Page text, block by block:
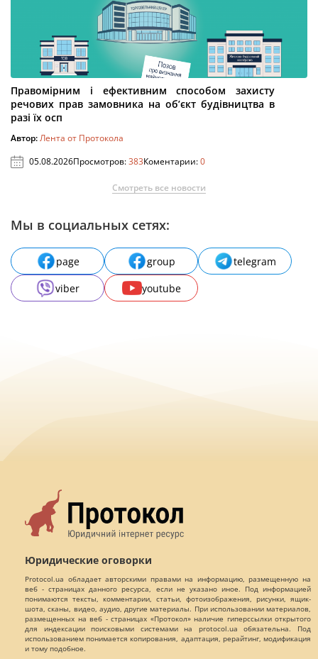
Правомірним і ефективним способом захисту
речових прав замовника на об’єкт будівництва в
разі їх осп
Автор:Лента от Протокола
05.08.2026Просмотров:383Коментарии:0
Смотреть все новости
Мы в социальных сетях:
page group
telegram
viber
youtube
Юридические оговорки
Protocol.ua обладает авторскими правами на информацию, размещенную на
веб - страницах данного ресурса, если не указано иное. Под информацией
понимаются тексты, комментарии, статьи, фотоизображения, рисунки, ящик-
шота, сканы, видео, аудио, другие материалы. При использовании материалов,
размещенных на веб - страницах «Протокол» наличие гиперссылки открытого
для индексации поисковыми системами на protocol.ua обязательна. Под
использованием понимается копирования, адаптация, рерайтинг, модификация
и тому подобное.